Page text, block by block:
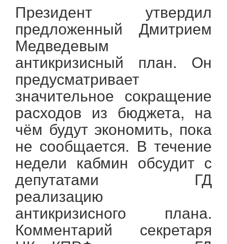
Президент утвердил
предложенный Дмитрием
Медведевым
антикризисный план. Он
предусматривает
значительное сокращение
расходов из бюджета, на
чём будут экономить, пока
не сообщается. В течение
недели кабмин обсудит с
депутатами ГД
реализацию
антикризисного плана.
Комментарий секретаря